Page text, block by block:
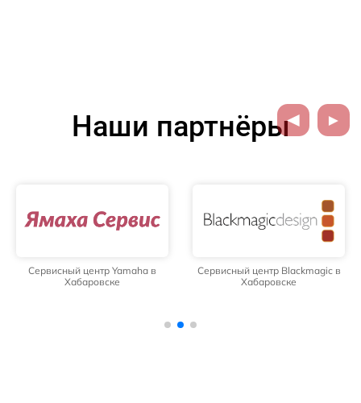
Наши партнёры
Сервисный центр Yamaha в
Хабаровске
Сервисный центр Blackmagic в
Хабаровске